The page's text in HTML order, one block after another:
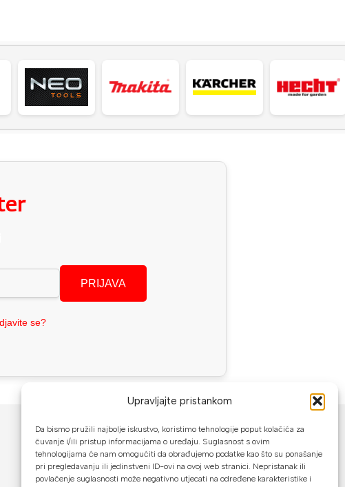
Upravljajte pristankom
Da bismo pružili najbolje iskustvo, koristimo tehnologije poput kolačića za
čuvanje i/ili pristup informacijama o uređaju. Suglasnost s ovim
tehnologijama će nam omogućiti da obrađujemo podatke kao što su ponašanje
pri pregledavanju ili jedinstveni ID-ovi na ovoj web stranici. Nepristanak ili
povlačenje suglasnosti može negativno utjecati na određene karakteristike i
PRIJAVA
se?
U našoj web trgovini možete platiti:
Kreditnim karticama jednokratno ili do